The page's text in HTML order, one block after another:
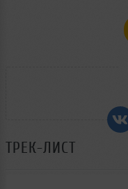
ТРЕК-ЛИСТ